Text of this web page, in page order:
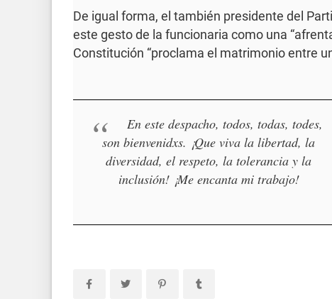
De igual forma, el también presidente del
este gesto de la funcionaria como una
Constitución “proclama el matrimonio entre
En este despacho, todos, todas, todes,
son bienvenidxs. ¡Que viva la libertad, la
diversidad, el respeto, la tolerancia y la
inclusión! ¡Me encanta mi trabajo!